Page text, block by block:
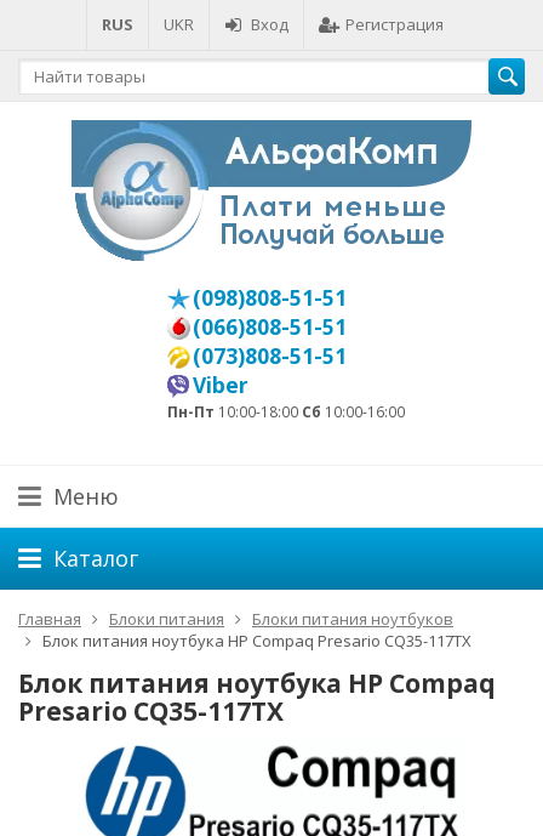
RUS UKR Вход Регистрация
(098)808-51-51
(066)808-51-51
(073)808-51-51
Viber
Пн-Пт 10:00-18:00 Сб 10:00-16:00
Меню
Каталог
Главная Блоки питания
Блоки питания ноутбуков
Блок питания ноутбука HP Compaq Presario CQ35-117TX
Блок питания ноутбука HP Compaq
Presario CQ35-117TX